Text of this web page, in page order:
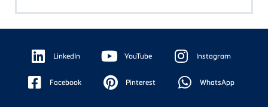
Floating
Sidebar LinkedIn YouTube Instagram
Facebook Pinterest WhatsApp